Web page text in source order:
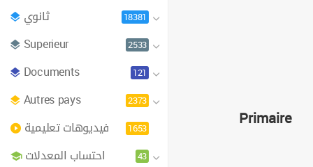
ثانوي 18381
Superieur 2533
Documents 121
Autres pays 2373
فيديوهات تعليمية 1653
احتساب المعدلات 43
Primaire